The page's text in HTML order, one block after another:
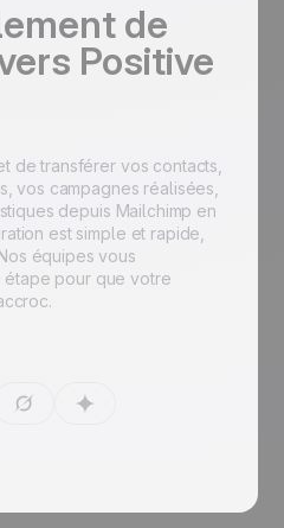
de
Positive
de transférer vos contacts,
vos campagnes réalisées,
depuis Mailchimp en
est simple et rapide,
équipes vous
étape pour que votre